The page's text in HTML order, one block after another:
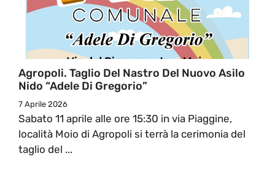
Agropoli. Taglio Del Nastro Del Nuovo Asilo
Nido “Adele Di Gregorio”
7 Aprile 2026
Sabato 11 aprile alle ore 15:30 in via Piaggine,
località Moio di Agropoli si terrà la cerimonia del
taglio del ...